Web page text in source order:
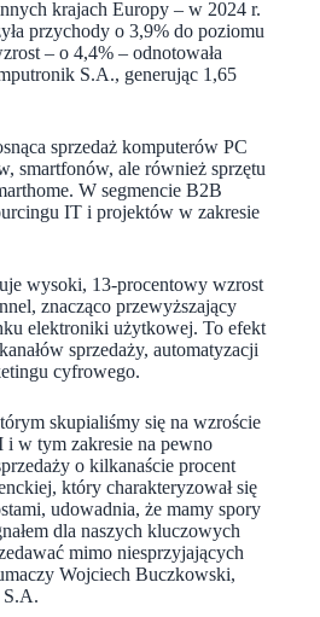
krajach Europy – w 2024 r.
przychody o 3,9% do poziomu
– o 4,4% – odnotowała
S.A., generując 1,65
sprzedaż komputerów PC
smartfonów, ale również sprzętu
W segmencie B2B
IT i projektów w zakresie
wysoki, 13-procentowy wzrost
znacząco przewyższający
elektroniki użytkowej. To efekt
sprzedaży, automatyzacji
cyfrowego.
skupialiśmy się na wzroście
i w tym zakresie na pewno
o kilkanaście procent
który charakteryzował się
udowadnia, że mamy spory
dla naszych kluczowych
mimo niesprzyjających
Wojciech Buczkowski,
S.A.